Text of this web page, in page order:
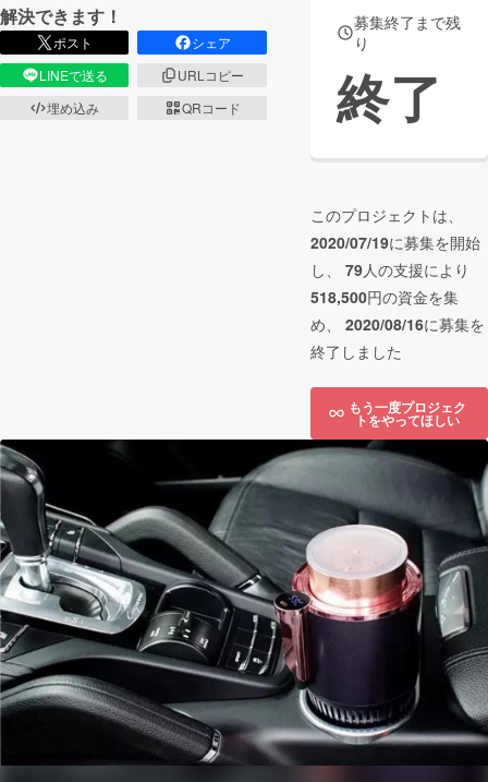
解決できます！
ポスト
シェア
LINEで送る
URLコピー
埋め込み
QRコード
募集終了まで残
り
終了
このプロジェクトは、
2020/07/19に募集を開始
し、 79人の支援により
518,500円の資金を集
め、 2020/08/16に募集を
終了しました
もう一度プロジェク
トをやってほしい